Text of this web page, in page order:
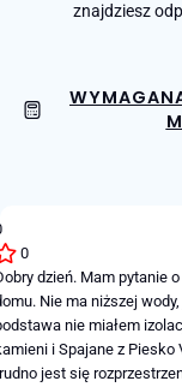
znajdziesz
0
dzień. Mam pytanie
Nie ma niższej
nie miałem
i Spajane z Piesko
jest się